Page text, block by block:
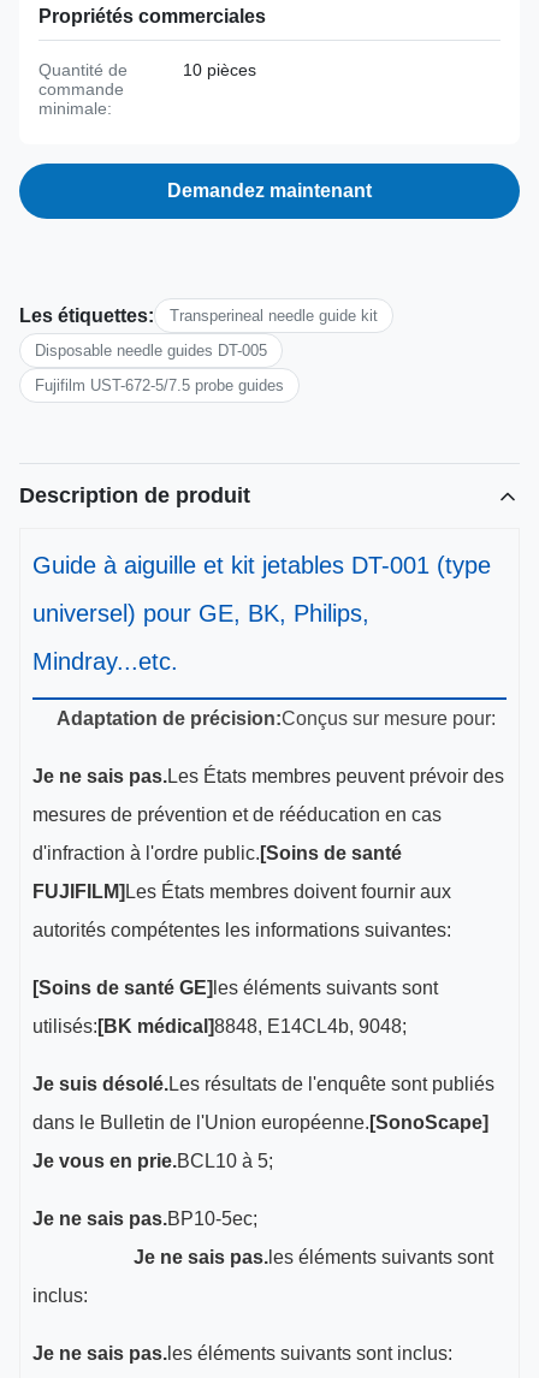
Propriétés commerciales
Quantité de
commande
minimale:
10 pièces
Demandez maintenant
Les étiquettes:
Transperineal needle guide kit
Disposable needle guides DT-005
Fujifilm UST-672-5/7.5 probe guides
Description de produit
Guide à aiguille et kit jetables DT-001 (type
universel) pour GE, BK, Philips,
Mindray...etc.
Adaptation de précision:Conçus sur mesure pour:
Je ne sais pas.Les États membres peuvent prévoir des
mesures de prévention et de rééducation en cas
d'infraction à l'ordre public. [Soins de santé
FUJIFILM] Les États membres doivent fournir aux
autorités compétentes les informations suivantes:
[Soins de santé GE] les éléments suivants sont
utilisés: [BK médical]8848, E14CL4b, 9048;
Je suis désolé.Les résultats de l'enquête sont publiés
dans le Bulletin de l'Union européenne. [SonoScape]
Je vous en prie.BCL10 à 5;
Je ne sais pas.BP10-5ec;
Je ne sais pas. les éléments suivants sont
inclus:
Je ne sais pas. les éléments suivants sont inclus: